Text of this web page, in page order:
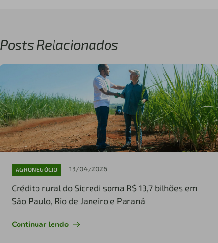
Posts Relacionados
AGRONEGÓCIO 13/04/2026
Crédito rural do Sicredi soma R$ 13,7 bilhões em
São Paulo, Rio de Janeiro e Paraná
Continuar lendo